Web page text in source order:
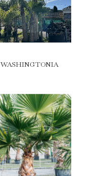
WASHINGTONIA